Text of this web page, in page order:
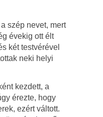
szép nevet, mert
évekig ott élt
két testvérével
neki helyi
kezdett, a
érezte, hogy
ezért váltott.